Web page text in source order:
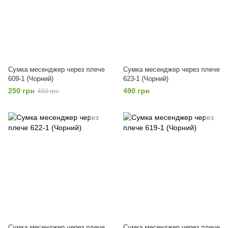
Сумка месенджер через плече
609-1 (Чорний)
250 грн 450 грн
Сумка месенджер через плече
623-1 (Чорний)
490 грн